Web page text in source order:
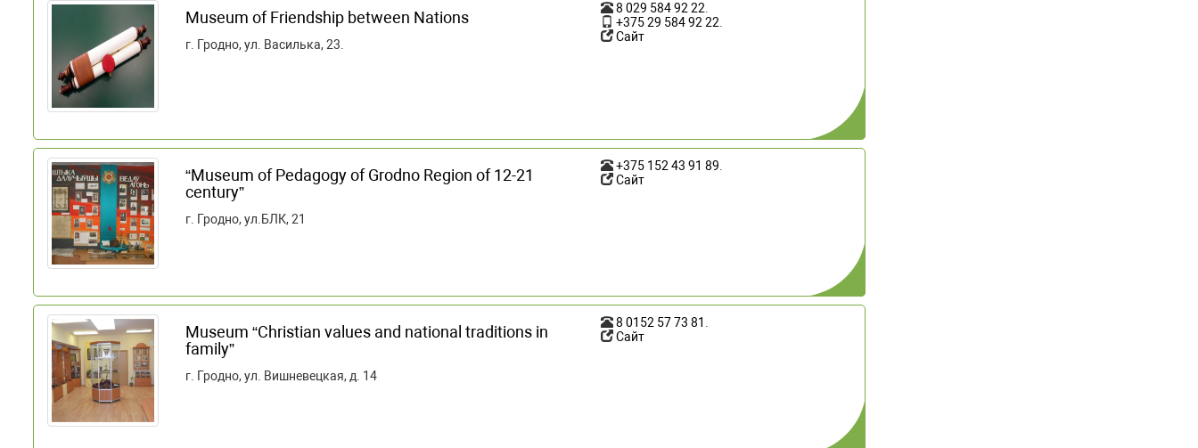
Museum of Friendship between Nations
г. Гродно, ул. Василька, 23.
8 029 584 92 22.
+375 29 584 92 22.
Сайт
“Museum of Pedagogy of Grodno Region of 12-21
century”
г. Гродно, ул.БЛК, 21
+375 152 43 91 89
Сайт
Museum “Christian values and national traditions in
family”
г. Гродно, ул. Вишневецкая, д. 14
8 0152 57 73 81 .
Сайт